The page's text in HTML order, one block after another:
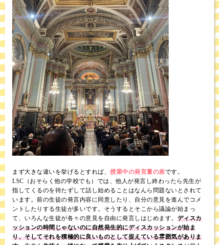
まず大きな違いを挙げるとすれば、 授業中の発言量の差です。
LSC（おそらく他の学校でも）では、他人が発言し終わったら先生が
指してくるのを待たずして話し始めることはなんら問題ないとされて
います。前の生徒の発言内容に同意したり、自分の意見を進んでコメ
ントしたりする生徒が多いです。そうするとそこから議論が始まっ
て、いろんな生徒が各々の意見を自由に発言しはじめます。 ディスカ
ッションの時間じゃないのに自然発生的にディスカッションが始ま
り、そしてそれを積極的に良いものとして捉えている雰囲気がありま